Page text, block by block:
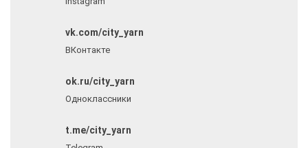
vk.com/city_yarn
ВКонтакте
ok.ru/city_yarn
Одноклассники
t.me/city_yarn